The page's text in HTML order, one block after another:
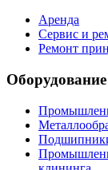
Аренда
Сервис и
Ремонт
Оборудование